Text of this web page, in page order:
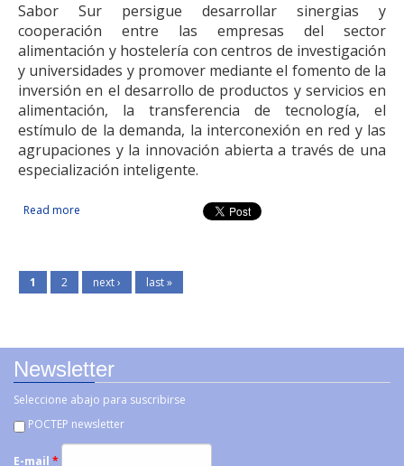
Sabor Sur persigue desarrollar sinergias y
cooperación entre las empresas del sector
alimentación y hostelería con centros de investigación
y universidades y promover mediante el fomento de la
inversión en el desarrollo de productos y servicios en
alimentación, la transferencia de tecnología, el
estímulo de la demanda, la interconexión en red y las
agrupaciones y la innovación abierta a través de una
especialización inteligente.
Read more about Laboratorio para la innovación empresarial en
mercados transfronterizos de alimentación y hostelería
1 2 next › last »
Newsletter
Seleccione abajo para suscribirse
POCTEP newsletter
E-mail *